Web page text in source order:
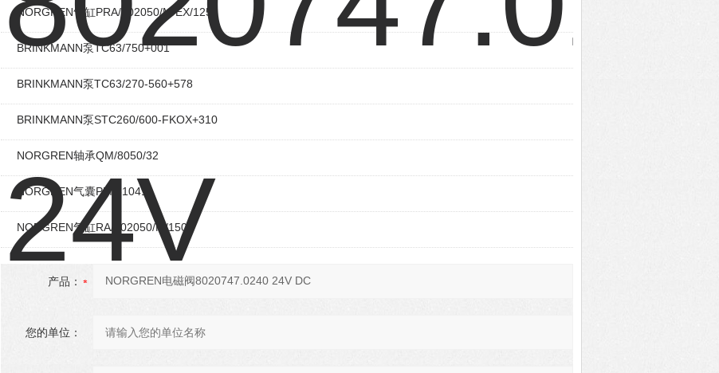
NORGREN气缸PRA/802050/M/EX/125
BRINKMANN泵TC63/750+001
BRINKMANN泵TC63/270-560+578
BRINKMANN泵STC260/600-FKOX+310
NORGREN轴承QM/8050/32
NORGREN气囊PM/31041
NORGREN气缸RA/802050/M/150
产品：
您的单位：